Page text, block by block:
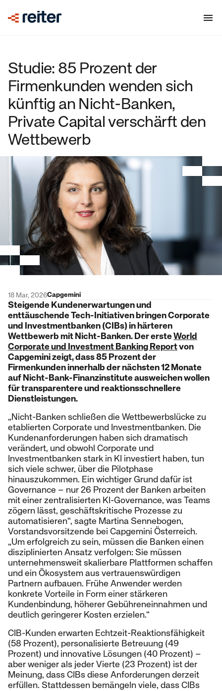
Studie: 85 Prozent der
Firmenkunden wenden sich
künftig an Nicht-Banken,
Private Capital verschärft den
Wettbewerb
18 Mar, 2026Capgemini
Steigende Kundenerwartungen und
enttäuschende Tech-Initiativen bringen Corporate
und Investmentbanken (CIBs) in härteren
Wettbewerb mit Nicht-Banken. Der ersteWorld
Corporate und Investment Banking Reportvon
Capgemini zeigt, dass 85 Prozent der
Firmenkunden innerhalb der nächsten 12 Monate
auf Nicht-Bank-Finanzinstitute ausweichen wollen
für transparentere und reaktionsschnellere
Dienstleistungen.
„Nicht-Banken schließen die Wettbewerbslücke zu
etablierten Corporate und Investmentbanken. Die
Kundenanforderungen haben sich dramatisch
verändert, und obwohl Corporate und
Investmentbanken stark in KI investiert haben, tun
sich viele schwer, über die Pilotphase
hinauszukommen. Ein wichtiger Grund dafür ist
Governance – nur 26 Prozent der Banken arbeiten
mit einer zentralisierten KI-Governance, was Teams
zögern lässt, geschäftskritische Prozesse zu
automatisieren“, sagte Martina Sennebogen,
Vorstandsvorsitzende bei Capgemini Österreich.
„Um erfolgreich zu sein, müssen die Banken einen
disziplinierten Ansatz verfolgen: Sie müssen
unternehmensweit skalierbare Plattformen schaffen
und ein Ökosystem aus vertrauenswürdigen
Partnern aufbauen. Frühe Anwender werden
konkrete Vorteile in Form einer stärkeren
Kundenbindung, höherer Gebühreneinnahmen und
deutlich geringerer Kosten erzielen.“
CIB-Kunden erwarten Echtzeit-Reaktionsfähigkeit
(58 Prozent), personalisierte Betreuung (49
Prozent) und innovative Lösungen (40 Prozent) –
aber weniger als jeder Vierte (23 Prozent) ist der
Meinung, dass CIBs diese Anforderungen derzeit
erfüllen. Stattdessen bemängeln viele, dass CIBs